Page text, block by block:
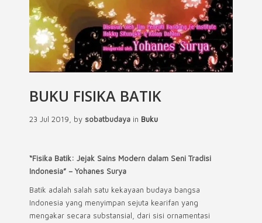
BUKU FISIKA BATIK
23 Jul 2019, by sobatbudaya in Buku
“Fisika Batik: Jejak Sains Modern dalam Seni Tradisi
Indonesia” – Yohanes Surya
Batik adalah salah satu kekayaan budaya bangsa
Indonesia yang menyimpan sejuta kearifan yang
mengakar secara substansial, dari sisi ornamentasi